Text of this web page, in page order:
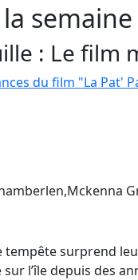
semaine
: Le film
du film "La Pat'
tempête surprend
l’île depuis des